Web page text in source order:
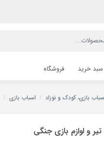
سبد خرید فروشگاه
بازی، کودک و نوزاد / اسباب بازی /
و لوازم بازی جنگی